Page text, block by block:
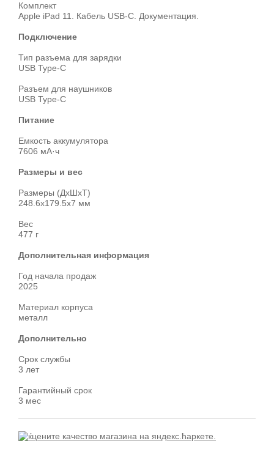
Комплект
Apple iPad 11. Кабель USB‑С. Документация.
Подключение
Тип разъема для зарядки
USB Type-C
Разъем для наушников
USB Type-C
Питание
Емкость аккумулятора
7606 мА·ч
Размеры и вес
Размеры (ДхШхТ)
248.6x179.5x7 мм
Вес
477 г
Дополнительная информация
Год начала продаж
2025
Материал корпуса
металл
Дополнительно
Срок службы
3 лет
Гарантийный срок
3 мес